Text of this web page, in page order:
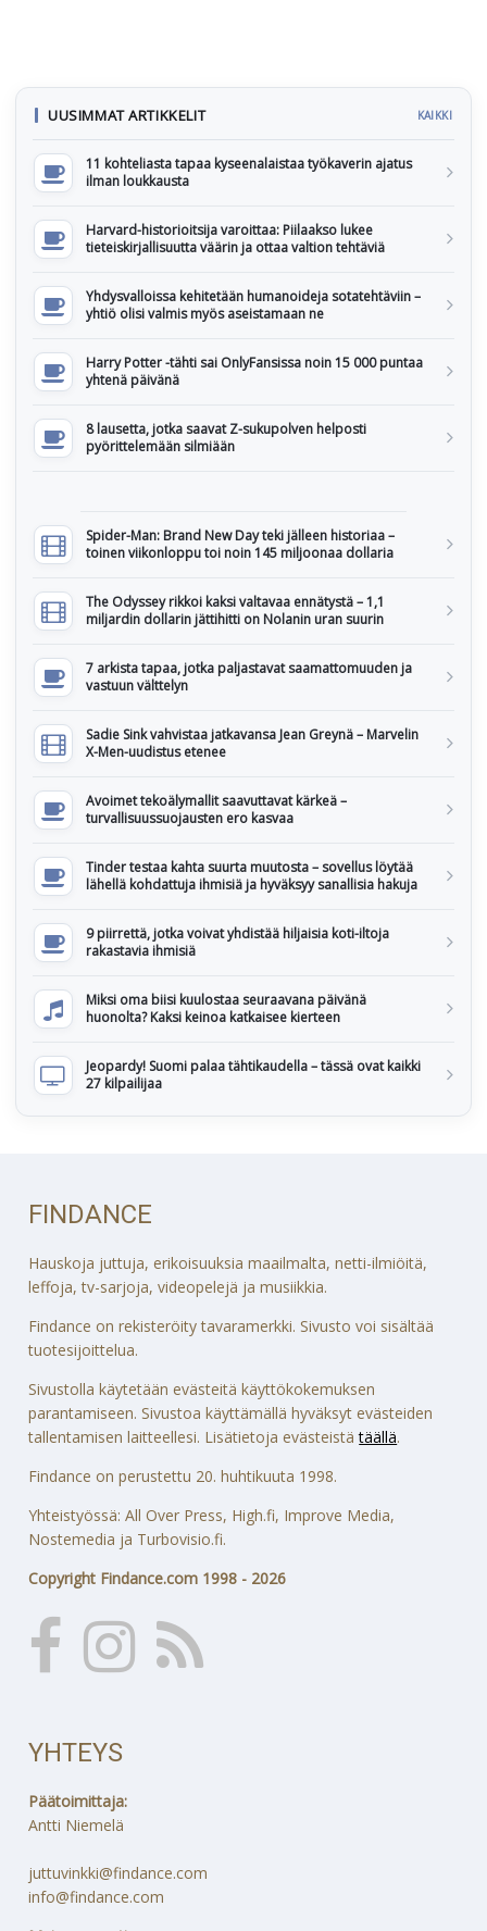
UUSIMMAT ARTIKKELIT KAIKKI
11 kohteliasta tapaa kyseenalaistaa työkaverin ajatus
ilman loukkausta
Harvard-historioitsija varoittaa: Piilaakso lukee
tieteiskirjallisuutta väärin ja ottaa valtion tehtäviä
Yhdysvalloissa kehitetään humanoideja sotatehtäviin –
yhtiö olisi valmis myös aseistamaan ne
Harry Potter -tähti sai OnlyFansissa noin 15 000 puntaa
yhtenä päivänä
8 lausetta, jotka saavat Z-sukupolven helposti
pyörittelemään silmiään
Spider-Man: Brand New Day teki jälleen historiaa –
toinen viikonloppu toi noin 145 miljoonaa dollaria
The Odyssey rikkoi kaksi valtavaa ennätystä – 1,1
miljardin dollarin jättihitti on Nolanin uran suurin
7 arkista tapaa, jotka paljastavat saamattomuuden ja
vastuun välttelyn
Sadie Sink vahvistaa jatkavansa Jean Greynä – Marvelin
X-Men-uudistus etenee
Avoimet tekoälymallit saavuttavat kärkeä –
turvallisuussuojausten ero kasvaa
Tinder testaa kahta suurta muutosta – sovellus löytää
lähellä kohdattuja ihmisiä ja hyväksyy sanallisia hakuja
9 piirrettä, jotka voivat yhdistää hiljaisia koti-iltoja
rakastavia ihmisiä
Miksi oma biisi kuulostaa seuraavana päivänä
huonolta? Kaksi keinoa katkaisee kierteen
Jeopardy! Suomi palaa tähtikaudella – tässä ovat kaikki
27 kilpailijaa
FINDANCE
Hauskoja juttuja, erikoisuuksia maailmalta, netti-ilmiöitä,
leffoja, tv-sarjoja, videopelejä ja musiikkia.
Findance on rekisteröity tavaramerkki. Sivusto voi sisältää
tuotesijoittelua.
Sivustolla käytetään evästeitä käyttökokemuksen
parantamiseen. Sivustoa käyttämällä hyväksyt evästeiden
tallentamisen laitteellesi. Lisätietoja evästeistätäällä.
Findance on perustettu 20. huhtikuuta 1998.
Yhteistyössä: All Over Press, High.fi, Improve Media,
Nostemedia ja Turbovisio.fi.
Copyright Findance.com 1998 - 2026
YHTEYS
Päätoimittaja:
Antti Niemelä
juttuvinkki@findance.com
info@findance.com